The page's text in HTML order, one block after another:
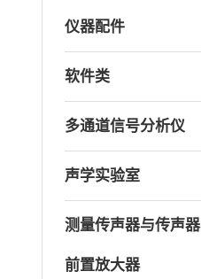
仪器配件
软件类
多通道信号分析仪
声学实验室
测量传声器与传声器
前置放大器